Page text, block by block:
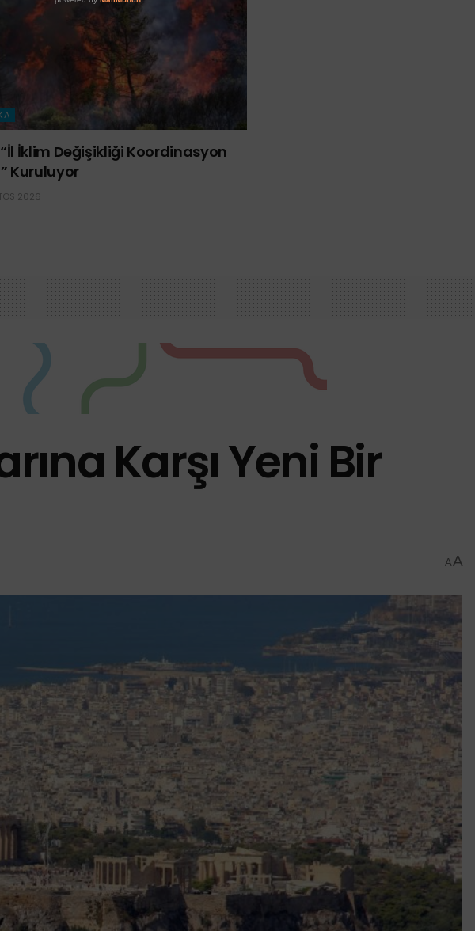
“İl İklim Değişikliği Koordinasyon
Kuruluyor
2026
Karşı Yeni Bir
A A